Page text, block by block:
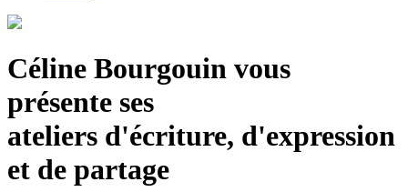
Céline Bourgouin vous
présente ses
ateliers d'écriture, d'expression
et de partage